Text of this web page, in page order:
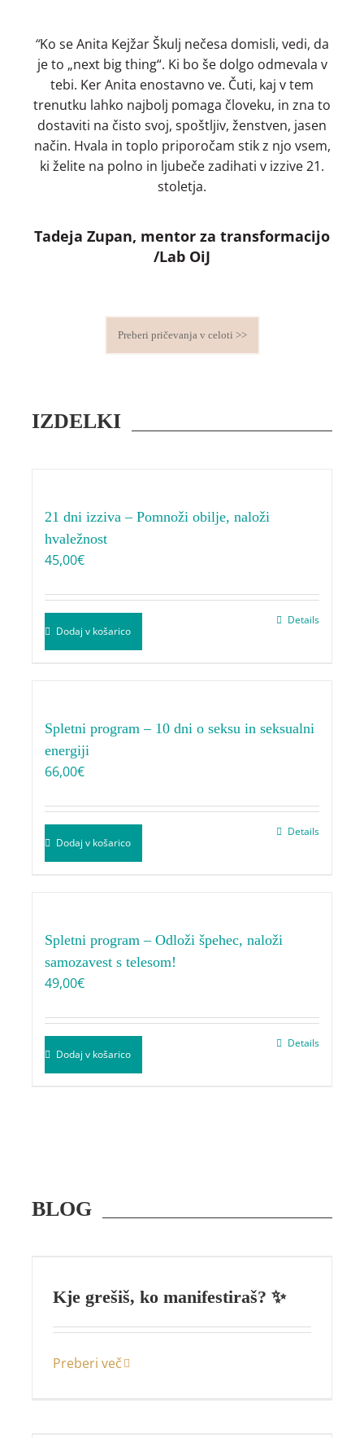
“Ko se Anita Kejžar Škulj nečesa domisli, vedi, da
je to „next big thing“. Ki bo še dolgo odmevala v
tebi. Ker Anita enostavno ve. Čuti, kaj v tem
trenutku lahko najbolj pomaga človeku, in zna to
dostaviti na čisto svoj, spoštljiv, ženstven, jasen
način. Hvala in toplo priporočam stik z njo vsem,
ki želite na polno in ljubeče zadihati v izzive 21.
stoletja.
Tadeja Zupan, mentor za transformacijo
/Lab OiJ
Preberi pričevanja v celoti >>
IZDELKI
21 dni izziva – Pomnoži obilje, naloži
hvaležnost
45,00€
Dodaj v košarico
Details
Spletni program – 10 dni o seksu in seksualni
energiji
66,00€
Dodaj v košarico
Details
Spletni program – Odloži špehec, naloži
samozavest s telesom!
49,00€
Dodaj v košarico
Details
BLOG
Kje grešiš, ko manifestiraš? ✨
Preberi več